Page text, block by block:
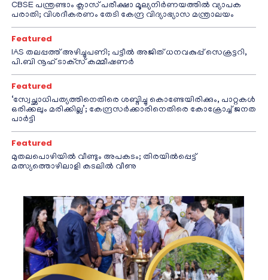
CBSE പന്ത്രണ്ടാം ക്ലാസ് പരീക്ഷാ മൂല്യനിർണയത്തിൽ വ്യാപക
പരാതി; വിശദീകരണം തേടി കേന്ദ്ര വിദ്യാഭ്യാസ മന്ത്രാലയം
Featured
IAS തലപ്പത്ത് അഴിച്ചുപണി; പട്ടീല്‍ അജിത് ധനവകുപ്പ് സെക്രട്ടറി,
പി.ബി നൂഹ് ടാക്‌സ് കമ്മീഷണര്‍
Featured
‘സ്വേച്ഛാധിപത്യത്തിനെതിരെ ശബ്ദിച്ചു കൊണ്ടേയിരിക്കും, പാറ്റകൾ
ഒരിക്കലും മരിക്കില്ല’; കേന്ദ്രസർക്കാരിനെതിരെ കോക്രോച്ച് ജനത
പാർട്ടി
Featured
മുതലപൊഴിയിൽ വീണ്ടും അപകടം; തിരയിൽപ്പെട്ട്
മത്സ്യത്തൊഴിലാളി കടലിൽ വീണു